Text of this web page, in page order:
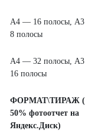
А4 — 16 полосы,
8 полосы
А4 — 32 полосы,
16 полосы
ФОРМАТ\ТИРАЖ
50% фотоотчет на
Яндекс.Диск)